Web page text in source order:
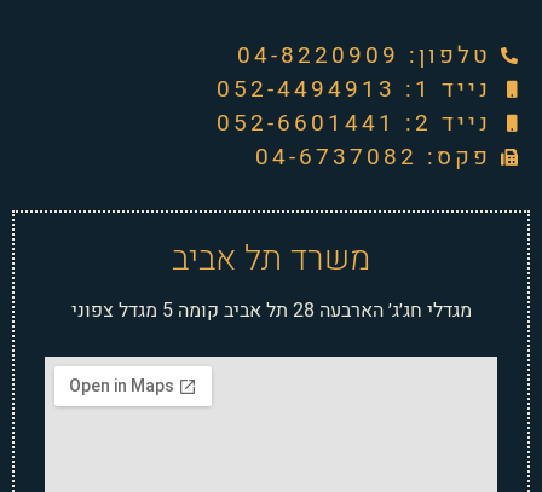
טלפון: ‭04-8220909‬
נייד 1: 052-4494913
נייד 2: 052-6601441
פקס: 04-6737082
משרד תל אביב
מגדלי חג׳ג׳ הארבעה 28 תל אביב קומה 5 מגדל צפוני